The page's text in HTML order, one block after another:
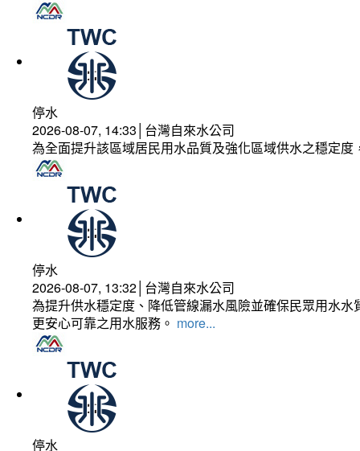
停水
2026-08-07, 14:33│台灣自來水公司
為全面提升該區域居民用水品質及強化區域供水之穩定
停水
2026-08-07, 13:32│台灣自來水公司
為提升供水穩定度、降低管線漏水風險並確保民眾用水
更安心可靠之用水服務。 more...
停水